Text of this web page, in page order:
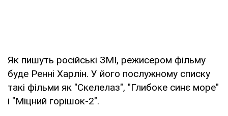
Як пишуть російські ЗМІ, режисером фільму
буде Ренні Харлін. У його послужному списку
такі фільми як "Скелелаз", "Глибоке синє море"
і "Міцний горішок-2".